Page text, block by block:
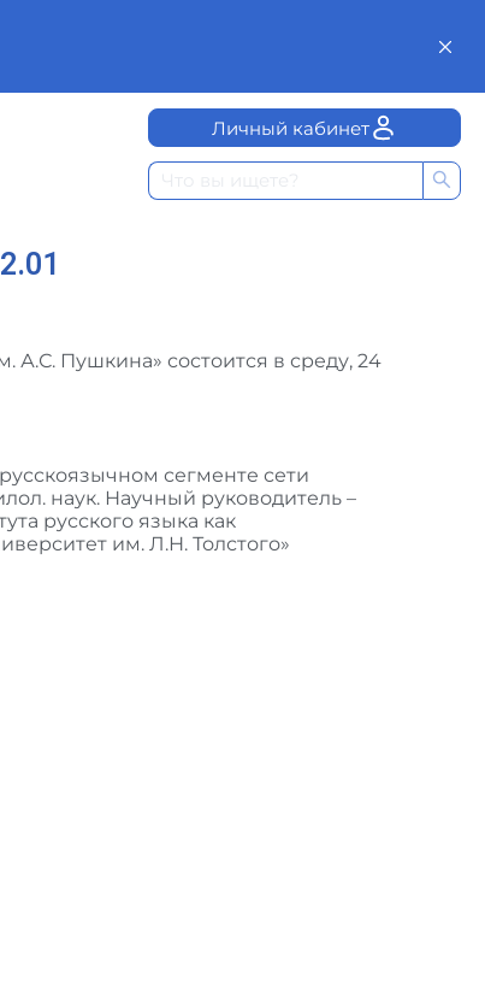
Личный кабинет
А.С. Пушкина» состоится в среду, 24
сегменте сети
наук. Научный руководитель –
русского языка как
им. Л.Н. Толстого»